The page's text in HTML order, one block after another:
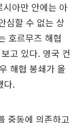
시아만 안에는 아
심할 수 없는 상
호르무즈 해협
고 있다. 영국 컨
해협 봉쇄가 올
다.
중동에 의존하고